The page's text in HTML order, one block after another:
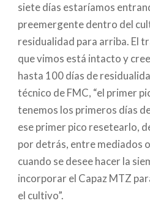
siete días estaríamos
preemergente dentro del
residualidad para arriba. El
que vimos está intacto y
hasta 100 días de
técnico de FMC, “el primer
tenemos los primeros días
ese primer pico resetearlo,
por detrás, entre mediados
cuando se desee hacer la
incorporar el Capaz MTZ
el cultivo”.